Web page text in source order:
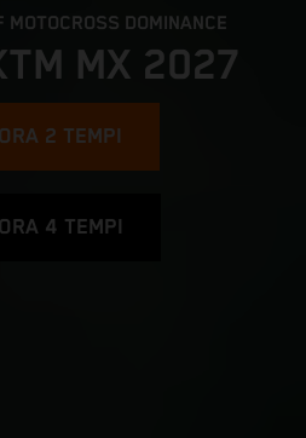
MOTOCROSS DOMINANCE
MX 2027
2 TEMPI
4 TEMPI